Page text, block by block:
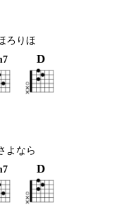
ろりほ
D
よなら
D